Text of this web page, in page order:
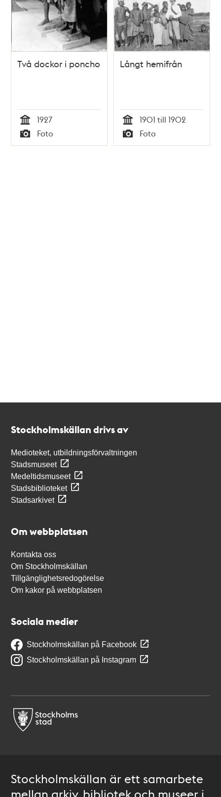
Två dockor i poncho
Tid
1927
Typ
Foto
Långt hemifrån
Tid
1901 till 1902
Typ
Foto
Stockholmskällan drivs av
Medioteket, utbildningsförvaltningen
Stadsmuseet
Medeltidsmuseet
Stadsbiblioteket
Stadsarkivet
Om webbplatsen
Kontakta oss
Om Stockholmskällan
Tillgänglighetsredogörelse
Om kakor på webbplatsen
Sociala medier
Stockholmskällan på Facebook
Stockholmskällan på Instagram
Stockholmskällan är ett samarbete
mellan arkiv, bibliotek och museer i